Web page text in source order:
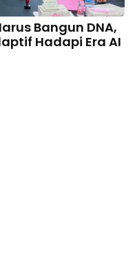
Bangun DNA,
Hadapi Era AI